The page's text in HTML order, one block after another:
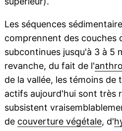
Les séquences
comprennent des couches
subcontinues jusqu'à 3 à 5
revanche, du fait de l'
de la vallée, les témoins de
actifs aujourd'hui sont très
subsistent
de couverture végétale, d'